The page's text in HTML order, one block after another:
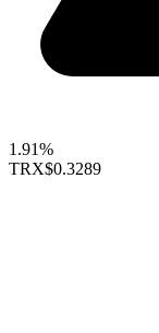
1.91%
TRX$0.3289